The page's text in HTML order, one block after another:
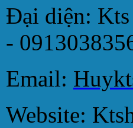
Đại diện:
-
Email:
Website: